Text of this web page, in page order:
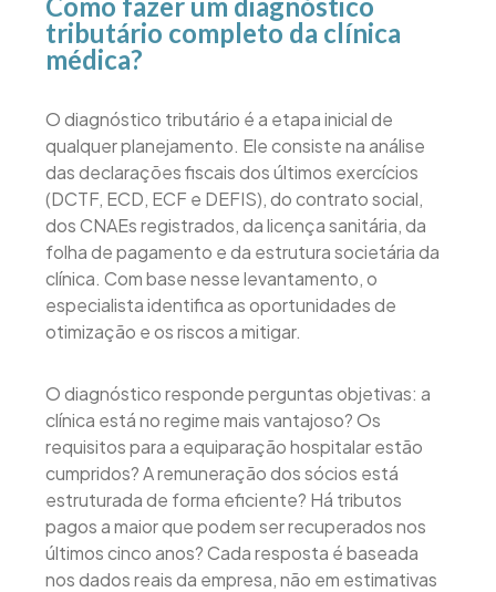
tributário completo da clínica
médica?
O diagnóstico tributário é a etapa inicial de
qualquer planejamento. Ele consiste na análise
das declarações fiscais dos últimos exercícios
(DCTF, ECD, ECF e DEFIS), do contrato social,
dos CNAEs registrados, da licença sanitária, da
folha de pagamento e da estrutura societária da
clínica. Com base nesse levantamento, o
especialista identifica as oportunidades de
otimização e os riscos a mitigar.
O diagnóstico responde perguntas objetivas: a
clínica está no regime mais vantajoso? Os
requisitos para a equiparação hospitalar estão
cumpridos? A remuneração dos sócios está
estruturada de forma eficiente? Há tributos
pagos a maior que podem ser recuperados nos
últimos cinco anos? Cada resposta é baseada
nos dados reais da empresa, não em estimativas